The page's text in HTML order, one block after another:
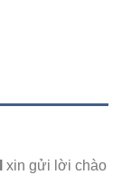
xin gửi lời chào